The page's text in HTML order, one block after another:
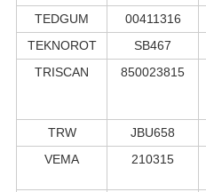
TEDGUM
00411316
TEKNOROT
SB467
TRISCAN
850023815
TRW JBU658
VEMA
210315